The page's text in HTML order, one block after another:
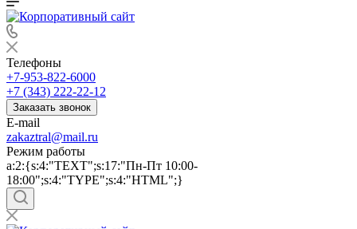
Телефоны
+7-953-822-6000
+7 (343) 222-22-12
Заказать звонок
E-mail
zakaztral@mail.ru
Режим работы
a:2:{s:4:"TEXT";s:17:"Пн-Пт 10:00-
18:00";s:4:"TYPE";s:4:"HTML";}